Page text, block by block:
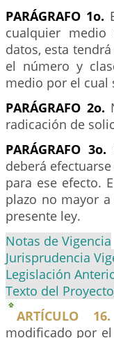
PARÁGRAFO 1o.
cualquier
datos, esta
el número y
medio por el cual
PARÁGRAFO 2o.
radicación de
PARÁGRAFO 3o.
deberá
para ese efecto.
plazo no mayor
presente ley.
Notas de Vigencia
Jurisprudencia
Legislación
Texto del
ARTÍCULO
modificado por